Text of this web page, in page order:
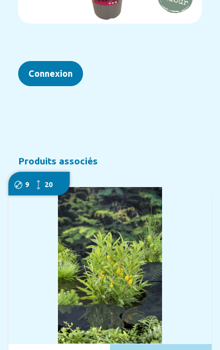
Connexion
Produits associés
9 20